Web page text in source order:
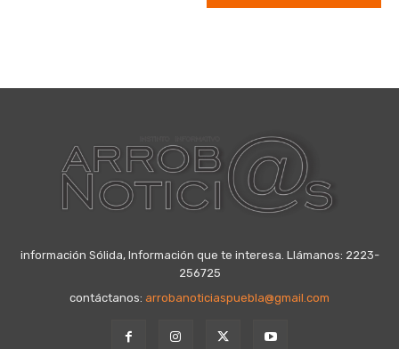
información Sólida, Información que te interesa. Llámanos: 2223-
256725
contáctanos: arrobanoticiaspuebla@gmail.com